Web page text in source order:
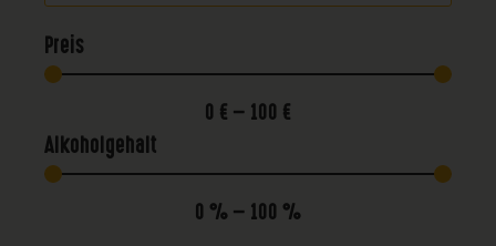
Preis
0 € — 100 €
Alkoholgehalt
0 % — 100 %